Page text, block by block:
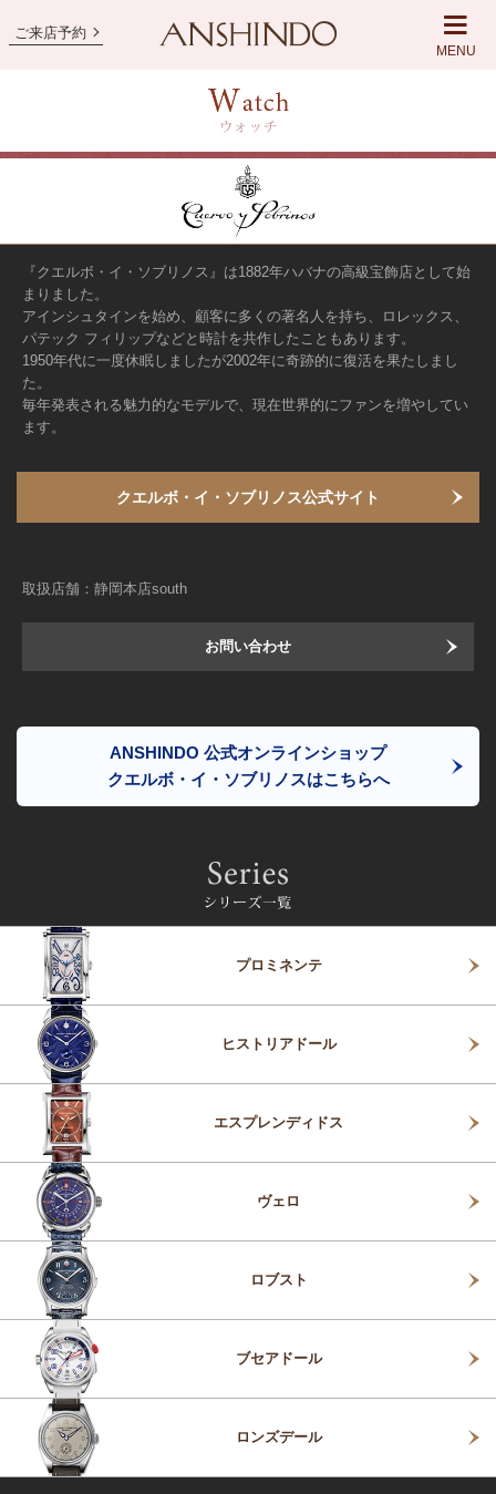
ご来店予約
MENU
『クエルボ・イ・ソブリノス』は1882年ハバナの高級宝飾店として始
まりました。
アインシュタインを始め、顧客に多くの著名人を持ち、ロレックス、
パテック フィリップなどと時計を共作したこともあります。
1950年代に一度休眠しましたが2002年に奇跡的に復活を果たしまし
た。
毎年発表される魅力的なモデルで、現在世界的にファンを増やしてい
ます。
クエルボ・イ・ソブリノス公式サイト
取扱店舗：静岡本店south
お問い合わせ
ANSHINDO 公式オンラインショップ
クエルボ・イ・ソブリノスはこちらへ
プロミネンテ
ヒストリアドール
エスプレンディドス
ヴェロ
ロブスト
ブセアドール
ロンズデール